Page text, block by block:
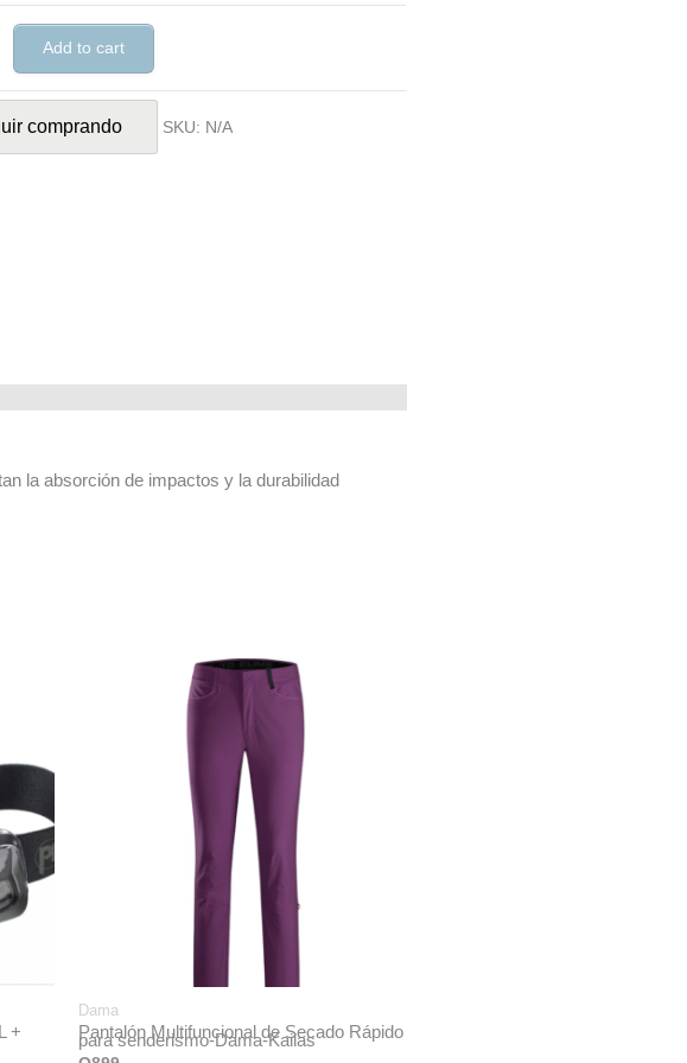
Add to cart
comprando SKU: N/A
la absorción de impactos y la durabilidad
+
Dama
Pantalón Multifuncional de Secado Rápido
para senderismo-Dama-Kailas